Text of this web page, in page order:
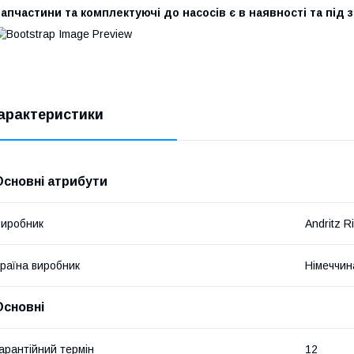
та комплектуючі до насосів є в наявності та під
атрибути
Andritz
виробник
термін 12